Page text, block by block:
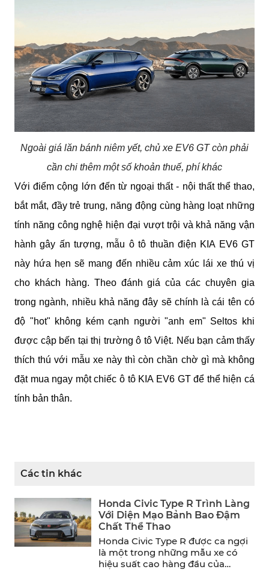
Ngoài giá lăn bánh niêm yết, chủ xe EV6 GT còn phải
cần chi thêm một số khoản thuế, phí khác
Với điểm cộng lớn đến từ ngoại thất - nội thất thể thao,
bắt mắt, đầy trẻ trung, năng động cùng hàng loạt những
tính năng công nghệ hiện đại vượt trội và khả năng vận
hành gây ấn tượng, mẫu ô tô thuần điện KIA EV6 GT
này hứa hẹn sẽ mang đến nhiều cảm xúc lái xe thú vị
cho khách hàng. Theo đánh giá của các chuyên gia
trong ngành, nhiều khả năng đây sẽ chính là cái tên có
độ "hot" không kém cạnh người "anh em" Seltos khi
được cập bến tại thị trường ô tô Việt. Nếu bạn cảm thấy
thích thú với mẫu xe này thì còn chần chờ gì mà không
đặt mua ngay một chiếc ô tô KIA EV6 GT để thể hiện cá
tính bản thân.
Các tin khác
Honda Civic Type R Trình Làng
Với Diện Mạo Bảnh Bao Đậm
Chất Thể Thao
Honda Civic Type R được ca ngợi
là một trong những mẫu xe có
hiệu suất cao hàng đầu của